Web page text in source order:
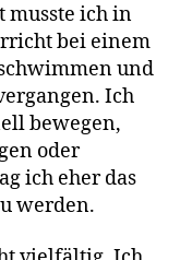
musste ich in
bei einem
und
Ich
bewegen,
oder
ich eher das
werden.